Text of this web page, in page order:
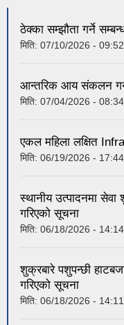
ठेक्का सम्झौता गर्ने
मिति: 07/10/2026 - 09:52
आन्तरिक आय संकलन गर्न
मिति: 07/04/2026 - 08:34
एकल महिला लक्षित
मिति: 06/19/2026 - 17:44
स्थानीय उत्पादनमा
गरिएको सूचना
मिति: 06/18/2026 - 14:14
शुक्रबारे पशुपन्छी
गरिएको सूचना
मिति: 06/18/2026 - 14:11